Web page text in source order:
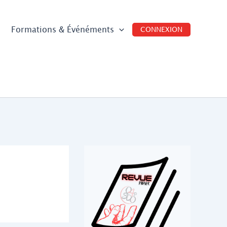
Formations & Événéments CONNEXION